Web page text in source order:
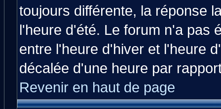
toujours différente, la réponse
l'heure d'été. Le forum n'a pas
entre l'heure d'hiver et l'heure
décalée d'une heure par
Revenir en haut de page